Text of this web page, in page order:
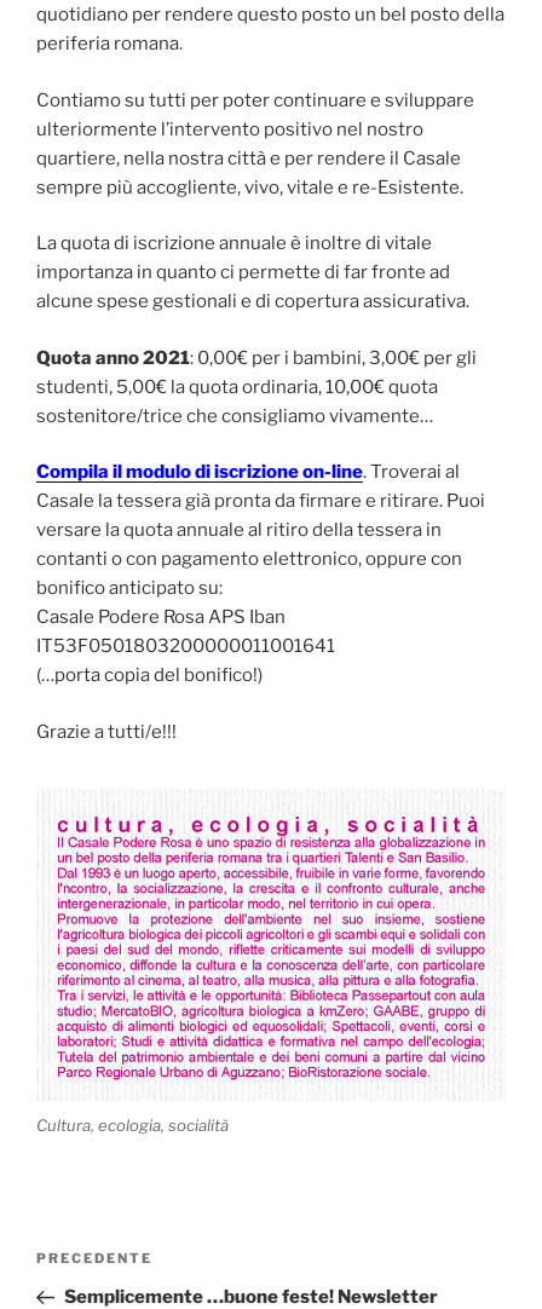
quotidiano per rendere questo posto un bel posto della
periferia romana.
Contiamo su tutti per poter continuare e sviluppare
ulteriormente l’intervento positivo nel nostro
quartiere, nella nostra città e per rendere il Casale
sempre più accogliente, vivo, vitale e re-Esistente.
La quota di iscrizione annuale è inoltre di vitale
importanza in quanto ci permette di far fronte ad
alcune spese gestionali e di copertura assicurativa.
Quota anno 2021: 0,00€ per i bambini, 3,00€ per gli
studenti, 5,00€ la quota ordinaria, 10,00€ quota
sostenitore/trice che consigliamo vivamente…
Compila il modulo di iscrizione on-line. Troverai al
Casale la tessera già pronta da firmare e ritirare. Puoi
versare la quota annuale al ritiro della tessera in
contanti o con pagamento elettronico, oppure con
bonifico anticipato su:
Casale Podere Rosa APS Iban
IT53F0501803200000011001641
(…porta copia del bonifico!)
Grazie a tutti/e!!!
Cultura, ecologia, socialità
Navigazione
Articolo
precedente:
PRECEDENTE
Semplicemente …buone feste! Newsletter